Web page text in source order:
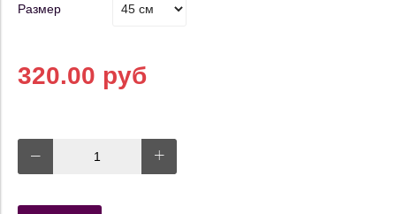
Размер
320.00 руб